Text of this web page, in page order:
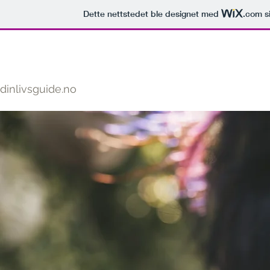
Dette nettstedet ble designet med .com
dinlivsguide.no